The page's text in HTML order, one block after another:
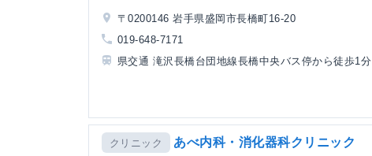
〒0200146 岩手県盛岡市長橋町16-20
019-648-7171
県交通 滝沢長橋台団地線長橋中央バス停から徒歩1分
クリニック あべ内科・消化器科クリニック